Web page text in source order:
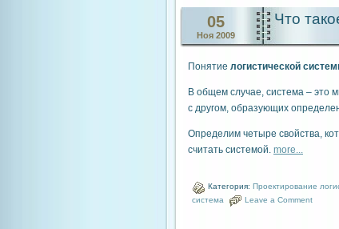
05
Ноя 2009
Что
Понятие логистической
В общем случае, система – это
с другом, образующих
Определим четыре свойства,
считать системой. more...
Категория: Проектирование
система
Leave a Comment